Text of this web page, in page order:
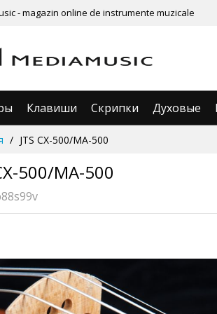
- magazin online de instrumente muzicale
Клавиши Скрипки Духовые
JTS CX-500/MA-500
500/MA-500